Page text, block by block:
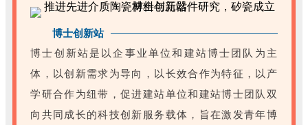
博士创新站
博士创新站是以企事业单位和建站博士团队为主
体，以创新需求为导向，以长效合作为特征，以产
学研合作为纽带，促进建站单位和建站博士团队双
向共同成长的科技创新服务载体，旨在激发青年博